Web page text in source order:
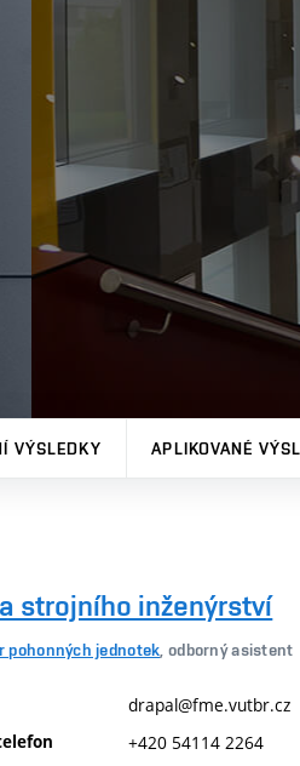
VÝSLEDKY APLIKOVANÉ
strojního inženýrství
pohonných jednotek , odborný asistent
drapal@fme.vutbr.cz
+420 54114 2264